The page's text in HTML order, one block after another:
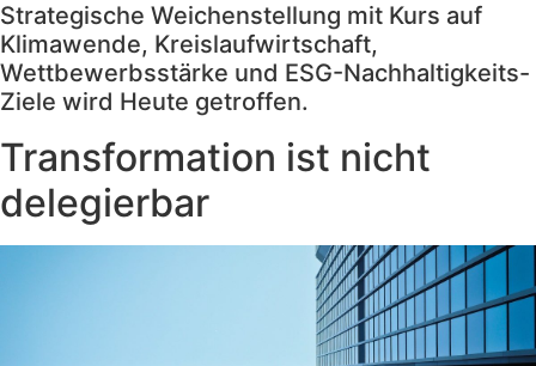
Strategische Weichenstellung mit Kurs auf
Klimawende, Kreislaufwirtschaft,
Wettbewerbsstärke und ESG-Nachhaltigkeits-
Ziele wird Heute getroffen.
Transformation ist nicht
delegierbar